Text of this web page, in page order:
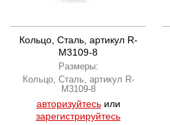
Кольцо, Сталь, артикул R-
M3109-8
Размеры:
Кольцо, Сталь, артикул R-
M3109-8
авторизуйтесьили
зарегистрируйтесь